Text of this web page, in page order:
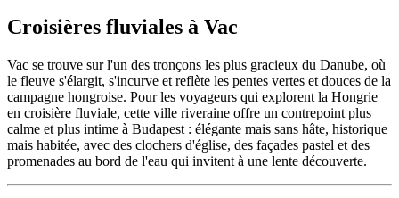
Croisières fluviales à Vac
Vac se trouve sur l'un des tronçons les plus gracieux du Danube, où
le fleuve s'élargit, s'incurve et reflète les pentes vertes et douces de la
campagne hongroise. Pour les voyageurs qui explorent la Hongrie
en croisière fluviale, cette ville riveraine offre un contrepoint plus
calme et plus intime à Budapest : élégante mais sans hâte, historique
mais habitée, avec des clochers d'église, des façades pastel et des
promenades au bord de l'eau qui invitent à une lente découverte.